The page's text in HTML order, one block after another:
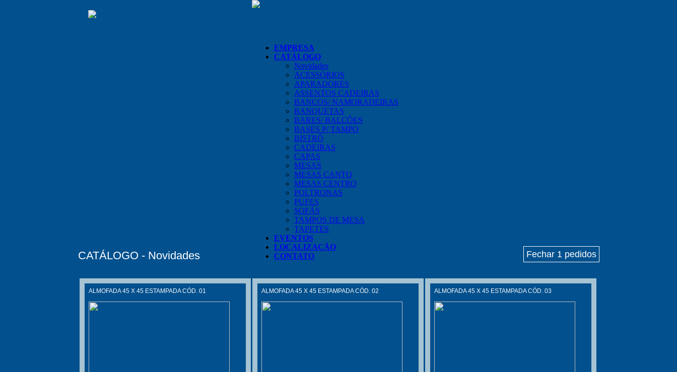
EMPRESA
CATÁLOGO
Novidades
ACESSÓRIOS
APARADORES
ASSENTOS CADEIRAS
BANCOS/ NAMORADEIRAS
BANQUETAS
BARES/ BALCÕES
BASES P/ TAMPO
BISTRÔ
CADEIRAS
CAPAS
MESAS
MESAS CANTO
MESAS CENTRO
POLTRONAS
PUFES
SOFÁS
TAMPOS DE MESA
TAPETES
EVENTOS
LOCALIZAÇÃO
CONTATO
CATÁLOGO - Novidades Fechar 1 pedidos
ALMOFADA 45 X 45 ESTAMPADA CÓD. 01 ALMOFADA 45 X 45 ESTAMPADA CÓD. 02 ALMOFADA 45 X 45 ESTAMPADA CÓD. 03